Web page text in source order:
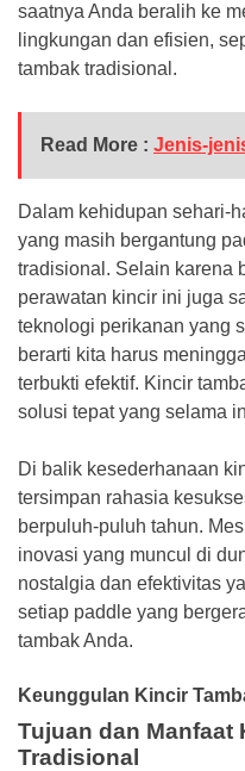
saatnya Anda beralih ke
lingkungan dan efisien,
tambak tradisional.
Read More : Jenis-
Dalam kehidupan sehari-
yang masih bergantung
tradisional. Selain karena
perawatan kincir ini juga
teknologi perikanan yang
berarti kita harus
terbukti efektif. Kincir
solusi tepat yang selama
Di balik kesederhanaan
tersimpan rahasia
berpuluh-puluh tahun.
inovasi yang muncul di
nostalgia dan efektivitas
setiap paddle yang
tambak Anda.
Keunggulan Kincir
Tujuan dan Manfaat
Tradisional